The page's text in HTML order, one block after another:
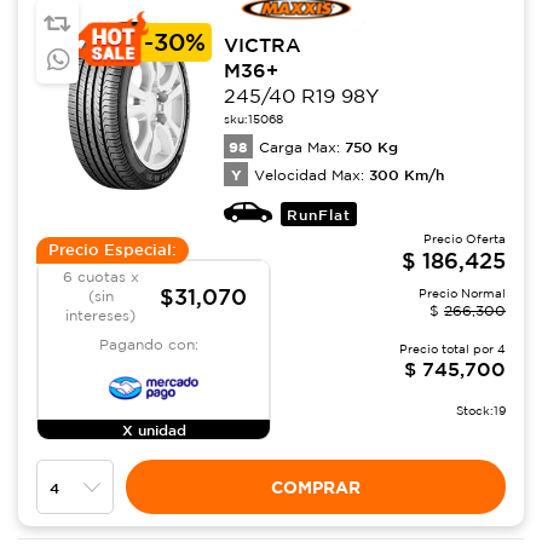
-30%
VICTRA
M36+
245/40 R19 98Y
sku:15068
98 Carga Max: 750 Kg
Y Velocidad Max: 300 Km/h
RunFlat
Precio Especial:
6 cuotas x
(sin
intereses)
$31,070
Pagando con:
X unidad
Precio Oferta
$ 186,425
Precio Normal
$ 266,300
Precio total por 4
$ 745,700
Stock:19
COMPRAR